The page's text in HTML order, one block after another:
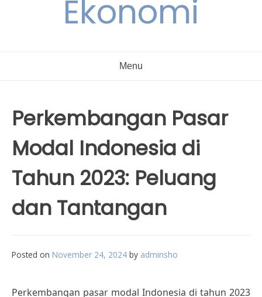
Ekonomi
Menu
Perkembangan Pasar
Modal Indonesia di
Tahun 2023: Peluang
dan Tantangan
Posted on November 24, 2024 by adminsho
Perkembangan pasar modal Indonesia di tahun 2023